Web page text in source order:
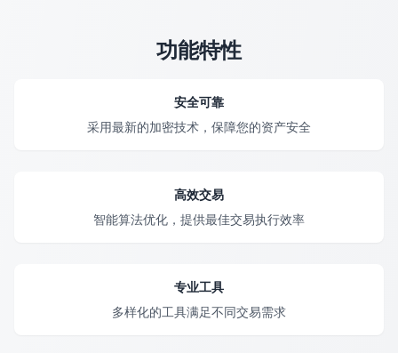
功能特性
安全可靠
采用最新的加密技术，保障您的资产安全
高效交易
智能算法优化，提供最佳交易执行效率
专业工具
多样化的工具满足不同交易需求